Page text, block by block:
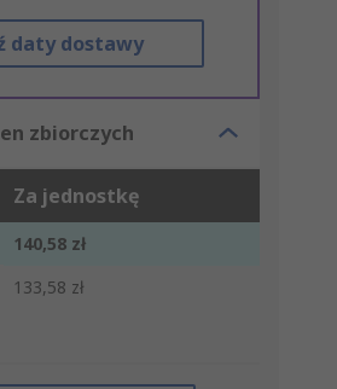
daty dostawy
zbiorczych
Za jednostkę
140,58 zł
133,58 zł